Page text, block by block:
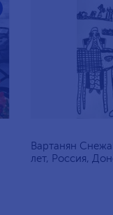
Вартанян
лет, Россия,